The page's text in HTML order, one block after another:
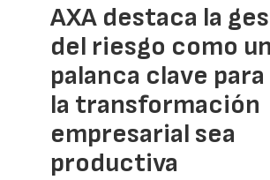
AXA destaca la
del riesgo como
palanca clave para
la transformación
empresarial sea
productiva